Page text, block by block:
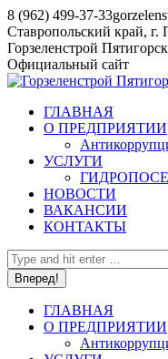
Перейти
к
содержанию
8 (962) 499-37-33
Ставропольский край, г.
YouTube
page
opens
new
window
Горзеленстрой Пятигорск
Официальный сайт
ГЛАВНАЯ
О ПРЕДПРИЯТИИ
УСЛУГИ
НОВОСТИ
ВАКАНСИИ
КОНТАКТЫ
Поиск:
ГЛАВНАЯ
О ПРЕДПРИЯТИИ